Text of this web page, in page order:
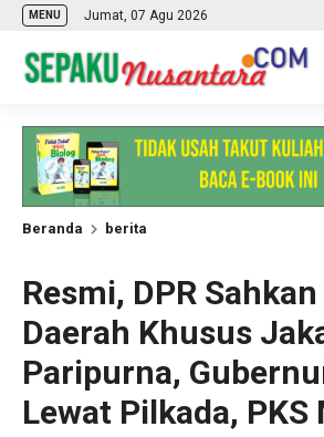
MENU Jumat, 07 Agu 2026
Beranda berita
Resmi, DPR Sahkan
Daerah Khusus
Paripurna,
Lewat Pilkada, PKS